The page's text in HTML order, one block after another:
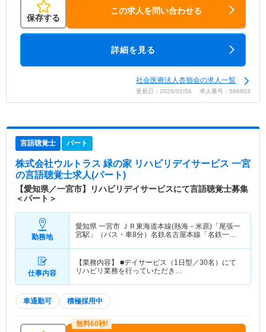
保存する
この求人を問い合わせる
詳細を見る
社会医療法人杏嶺会の求人一覧
更新日：2026/02/04 求人番号：586803
言語聴覚士 パート
株式会社ウルトラス 緑の家 リハビリデイサービス 一宮
の言語聴覚士求人(パート)
【愛知県／一宮市】リハビリデイサービスにて言語聴覚士募集
＜パート＞
勤務地
愛知県 一宮市 ＪＲ東海道本線(熱海－米原)「尾張一
宮駅」（バス・車8分）名鉄名古屋本線「名鉄一宮
仕事内容
【業務内容】 ■デイサービス（1日型／30名）にて
リハビリ業務を行っていただき…
車通勤可 積極採用中